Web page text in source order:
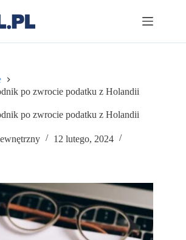
po zwrocie podatku z Holandii
po zwrocie podatku z Holandii
12 lutego, 2024